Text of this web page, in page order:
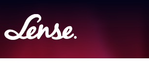
Lense